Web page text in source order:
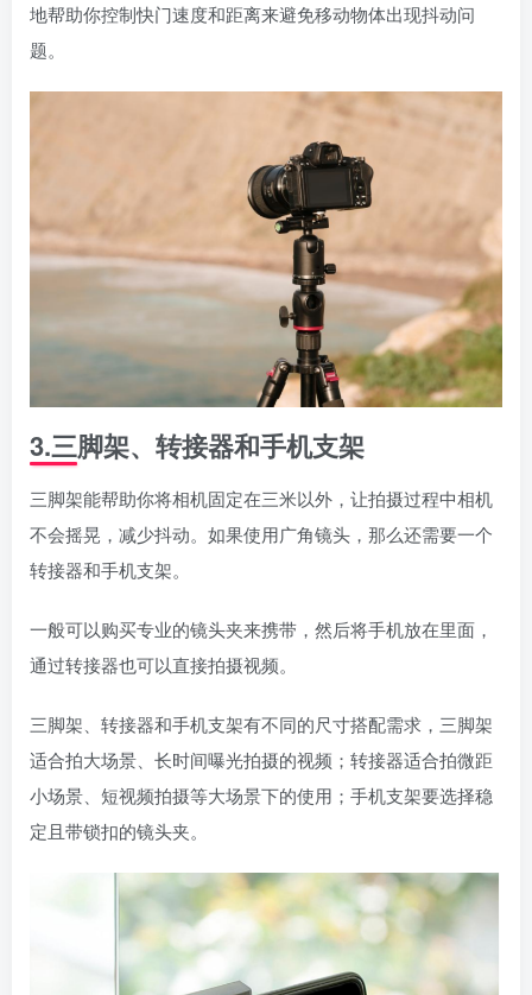
地帮助你控制快门速度和距离来避免移动物体出现抖动问
题。
3.三脚架、转接器和手机支架
三脚架能帮助你将相机固定在三米以外，让拍摄过程中相机
不会摇晃，减少抖动。如果使用广角镜头，那么还需要一个
转接器和手机支架。
一般可以购买专业的镜头夹来携带，然后将手机放在里面，
通过转接器也可以直接拍摄视频。
三脚架、转接器和手机支架有不同的尺寸搭配需求，三脚架
适合拍大场景、长时间曝光拍摄的视频；转接器适合拍微距
小场景、短视频拍摄等大场景下的使用；手机支架要选择稳
定且带锁扣的镜头夹。